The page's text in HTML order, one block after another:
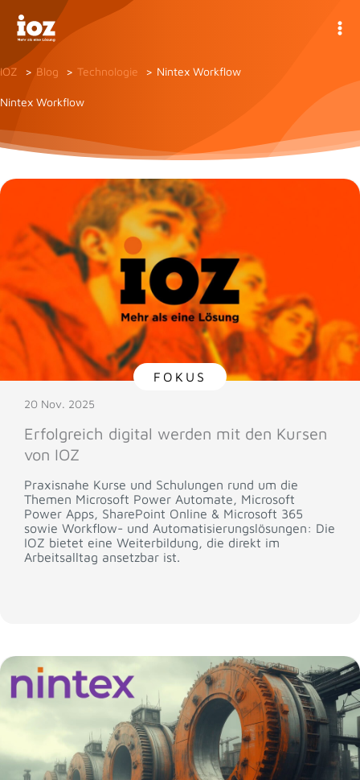
Inhalt
springen
IOZ Blog Technologie Nintex Workflow
Nintex Workflow
FOKUS
20 Nov. 2025
Erfolgreich digital werden mit den Kursen
von IOZ
Praxisnahe Kurse und Schulungen rund um die
Themen Microsoft Power Automate, Microsoft
Power Apps, SharePoint Online & Microsoft 365
sowie Workflow- und Automatisierungslösungen: Die
IOZ bietet eine Weiterbildung, die direkt im
Arbeitsalltag ansetzbar ist.